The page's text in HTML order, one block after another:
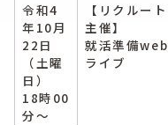
令和4
年10月
22日
（土曜
日）
18時00
分～
【リクルート
主催】
就活準備web
ライブ